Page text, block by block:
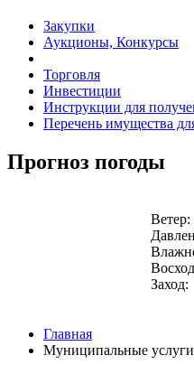
Закупки
Аукционы, Конкурсы
Торговля
Инвестиции
Инструкции для
Перечень имущества
Прогноз погоды
Ветер:
Заход:
Главная
Муниципальные услуги